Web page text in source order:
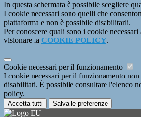
In questa schermata è possibile scegliere
I cookie necessari sono quelli che
piattaforma e non è possibile disabilitarli.
Per conoscere quali sono i cookie
visionare la COOKIE POLICY.
Cookie necessari per il funzionamento
I cookie necessari per il funzionamento non
disabilitati. È possibile consultare l'elenco
policy.
Accetta tutti Salva le preferenze